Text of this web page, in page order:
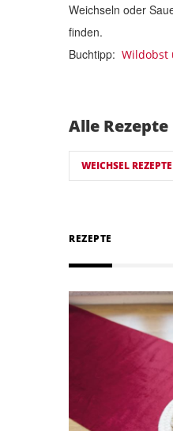
Weichseln oder
finden.
Buchtipp: Wildobst
Alle Rezepte
WEICHSEL REZEPTE
REZEPTE